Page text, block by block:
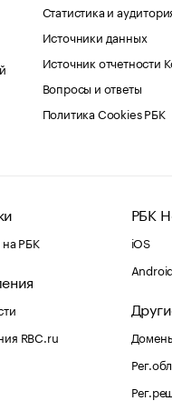
Статистика и
Источники данных
Источник отчетности
Вопросы и ответы
Политика Cookies РБК
РБК
RBC.ru
РБК
iOS